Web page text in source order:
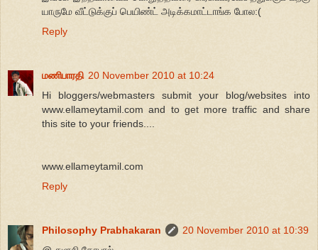
யாருமே வீட்டுக்குப் பெயிண்ட் அடிக்கமாட்டாங்க போல:(
Reply
மணிபாரதி 20 November 2010 at 10:24
Hi bloggers/webmasters submit your blog/websites into
www.ellameytamil.com and to get more traffic and share
this site to your friends....
www.ellameytamil.com
Reply
Philosophy Prabhakaran
20 November 2010 at 10:39